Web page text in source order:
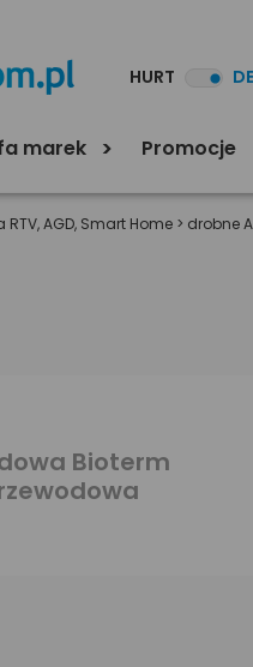
HURT
marek Promocje
RTV, AGD, Smart Home > drobne
Bioterm